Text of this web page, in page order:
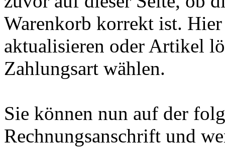
Warenkorb korrekt ist.
aktualisieren oder Artikel
Zahlungsart wählen.
Sie können nun auf der
Rechnungsanschrift und